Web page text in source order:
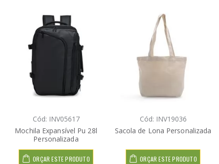
Cód: INV05617
Mochila Expansível Pu 28l
Personalizada
ORÇAR ESTE PRODUTO
Cód: INV19036
Sacola de Lona Personalizada
ORÇAR ESTE PRODUTO